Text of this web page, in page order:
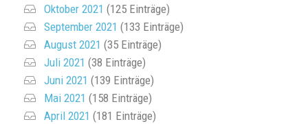
Oktober 2021 (125 Einträge)
September 2021 (133 Einträge)
August 2021 (35 Einträge)
Juli 2021 (38 Einträge)
Juni 2021 (139 Einträge)
Mai 2021 (158 Einträge)
April 2021 (181 Einträge)